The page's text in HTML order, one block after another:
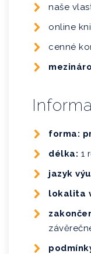
naše
online
cenné
forma:
délka: 1
jazyk
lokalita